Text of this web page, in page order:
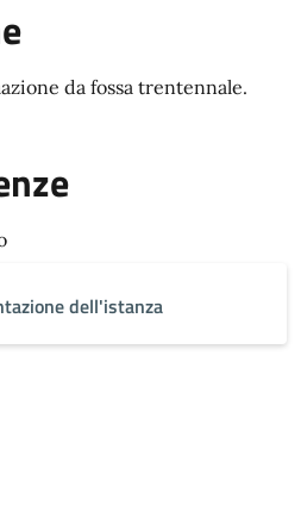
da fossa trentennale.
dell'istanza